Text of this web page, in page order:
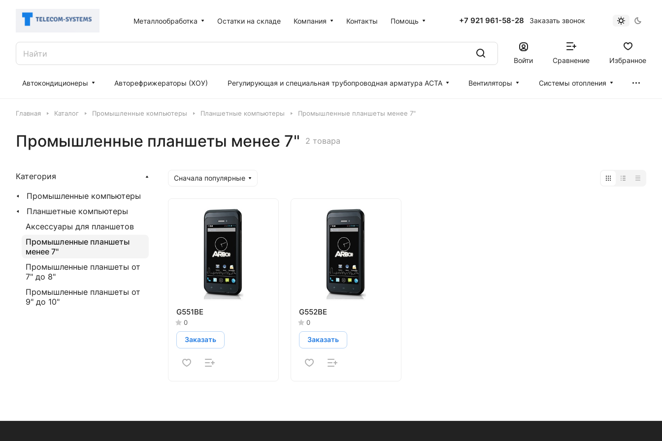
Металлообработка Остатки на складе Компания Контакты Помощь +7 921 961-58-28 Заказать звонок
Войти Сравнение Избранное
Автокондиционеры Авторефрижераторы (ХОУ) Регулирующая и специальная трубопроводная арматура АСТА Вентиляторы Cистемы отопления
Главная Каталог Промышленные компьютеры Планшетные компьютеры Промышленные планшеты менее 7"
Промышленные планшеты менее 7" 2 товара
Сначала популярные
G551BE
0
Заказать
G552BE
0
Заказать
Категория
Промышленные компьютеры
Планшетные компьютеры
Аксессуары для планшетов
Промышленные планшеты
менее 7"
Промышленные планшеты от
7" до 8"
Промышленные планшеты от
9" до 10"